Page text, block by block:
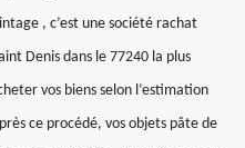
, c’est une société rachat
Denis dans le 77240 la plus
vos biens selon l’estimation
ce procédé, vos objets pâte de